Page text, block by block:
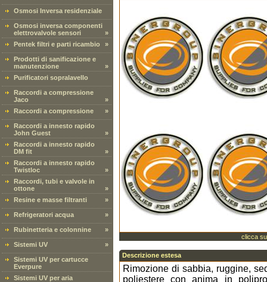
Osmosi Inversa residenziale
Osmosi inversa componenti
elettrovalvole sensori
»
Pentek filtri e parti ricambio
»
Prodotti di sanificazione e
manutenzione
»
Purificatori sopralavello
Raccordi a compressione
Jaco
»
Raccordi a compressione
»
Raccordi a innesto rapido
John Guest
»
Raccordi a innesto rapido
DM fit
»
Raccordi a innesto rapido
Twistloc
»
Raccordi, tubi e valvole in
ottone
»
Resine e masse filtranti
»
Refrigeratori acqua »
Rubinetteria e colonnine »
Sistemi UV »
Sistemi UV per cartucce
Everpure
Sistemi UV per aria
clicca
Descrizione estesa
Rimozione di sabbia, ruggine,
poliestere con anima in